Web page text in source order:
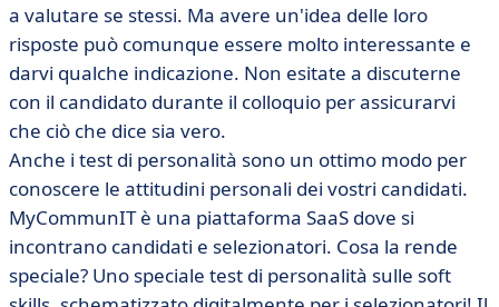
a valutare se stessi. Ma avere un'idea delle loro
risposte può comunque essere molto interessante e
darvi qualche indicazione. Non esitate a discuterne
con il candidato durante il colloquio per assicurarvi
che ciò che dice sia vero.
Anche i test di personalità sono un ottimo modo per
conoscere le attitudini personali dei vostri candidati.
MyCommunIT è una piattaforma SaaS dove si
incontrano candidati e selezionatori. Cosa la rende
speciale? Uno speciale test di personalità sulle soft